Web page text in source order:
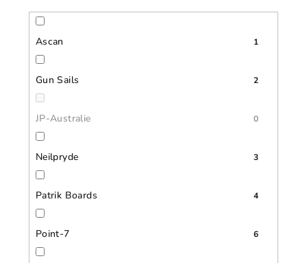
Ascan 1
Gun Sails 2
JP-Australie 0
Neilpryde 3
Patrik Boards 4
Point-7 6